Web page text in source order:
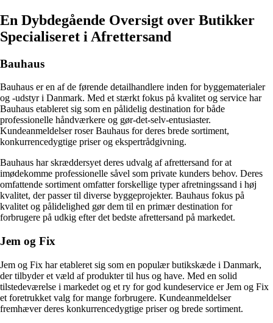
En Dybdegående Oversigt over Butikker
Specialiseret i Afrettersand
Bauhaus
Bauhaus er en af de førende detailhandlere inden for byggematerialer
og -udstyr i Danmark. Med et stærkt fokus på kvalitet og service har
Bauhaus etableret sig som en pålidelig destination for både
professionelle håndværkere og gør-det-selv-entusiaster.
Kundeanmeldelser roser Bauhaus for deres brede sortiment,
konkurrencedygtige priser og ekspertrådgivning.
Bauhaus har skræddersyet deres udvalg af afrettersand for at
imødekomme professionelle såvel som private kunders behov. Deres
omfattende sortiment omfatter forskellige typer afretningssand i høj
kvalitet, der passer til diverse byggeprojekter. Bauhaus fokus på
kvalitet og pålidelighed gør dem til en primær destination for
forbrugere på udkig efter det bedste afrettersand på markedet.
Jem og Fix
Jem og Fix har etableret sig som en populær butikskæde i Danmark,
der tilbyder et væld af produkter til hus og have. Med en solid
tilstedeværelse i markedet og et ry for god kundeservice er Jem og Fix
et foretrukket valg for mange forbrugere. Kundeanmeldelser
fremhæver deres konkurrencedygtige priser og brede sortiment.